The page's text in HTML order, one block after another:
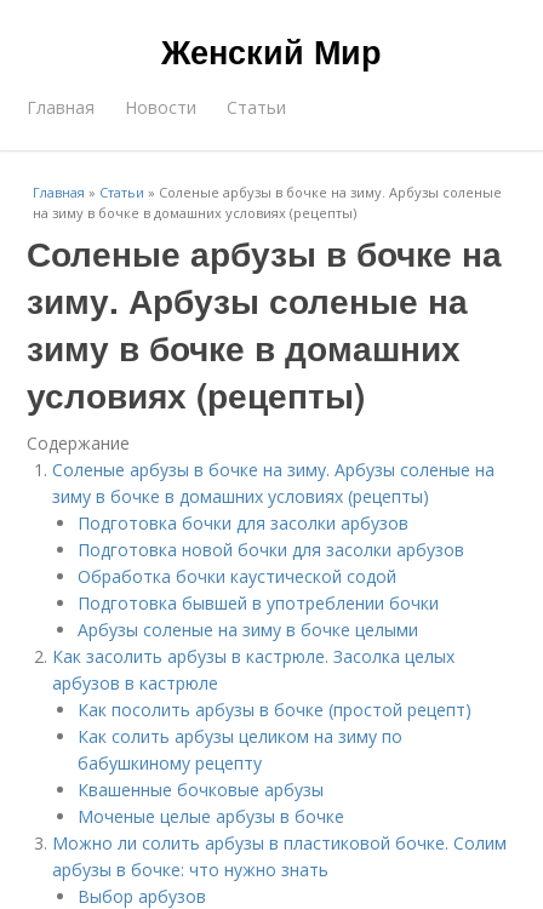
Женский Мир
Главная Новости Статьи
Главная » Статьи » Соленые арбузы в бочке на зиму. Арбузы соленые
на зиму в бочке в домашних условиях (рецепты)
Соленые арбузы в бочке на
зиму. Арбузы соленые на
зиму в бочке в домашних
условиях (рецепты)
Содержание
Соленые арбузы в бочке на зиму. Арбузы соленые на
зиму в бочке в домашних условиях (рецепты)
Подготовка бочки для засолки арбузов
Подготовка новой бочки для засолки арбузов
Обработка бочки каустической содой
Подготовка бывшей в употреблении бочки
Арбузы соленые на зиму в бочке целыми
Как засолить арбузы в кастрюле. Засолка целых
арбузов в кастрюле
Как посолить арбузы в бочке (простой рецепт)
Как солить арбузы целиком на зиму по
бабушкиному рецепту
Квашенные бочковые арбузы
Моченые целые арбузы в бочке
Можно ли солить арбузы в пластиковой бочке. Солим
арбузы в бочке: что нужно знать
Выбор арбузов